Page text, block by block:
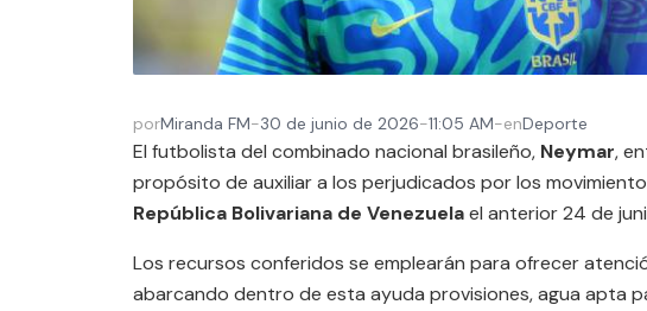
porMiranda FM-30 de junio de 2026-11:05 AM-enDeporte
El futbolista del combinado nacional brasileño, Neymar,
propósito de auxiliar a los perjudicados por los
República Bolivariana de Venezuelael anterior 24 de
Los recursos conferidos se emplearán para ofrecer
abarcando dentro de esta ayuda provisiones, agua apta